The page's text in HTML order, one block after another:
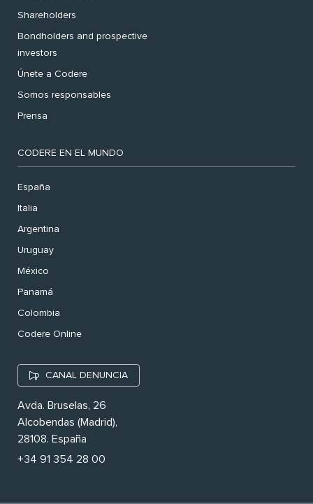
Shareholders
Bondholders and prospective
investors
Únete a Codere
Somos responsables
Prensa
CODERE EN EL MUNDO
España
Italia
Argentina
Uruguay
México
Panamá
Colombia
Codere Online
CANAL DENUNCIA
Avda. Bruselas, 26
Alcobendas (Madrid),
28108. España
+34 91 354 28 00